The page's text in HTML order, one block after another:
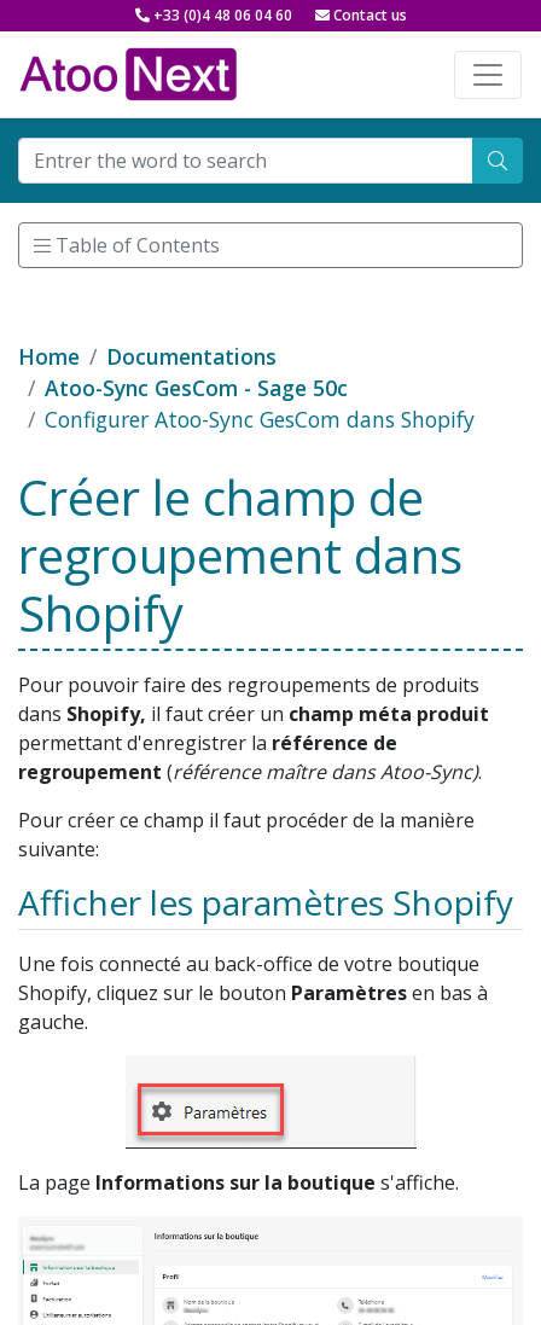
+33 (0)4 48 06 04 60 Contact us
Table of Contents
Home
Documentations
Atoo-Sync GesCom - Sage 50c
Configurer Atoo-Sync GesCom dans Shopify
Créer le champ de
regroupement dans
Shopify
Pour pouvoir faire des regroupements de produits
dans Shopify, il faut créer un champ méta produit
permettant d'enregistrer la référence de
regroupement (référence maître dans Atoo-Sync).
Pour créer ce champ il faut procéder de la manière
suivante:
Afficher les paramètres Shopify
Une fois connecté au back-office de votre boutique
Shopify, cliquez sur le bouton Paramètresen bas à
gauche.
La page Informations sur la boutique s'affiche.